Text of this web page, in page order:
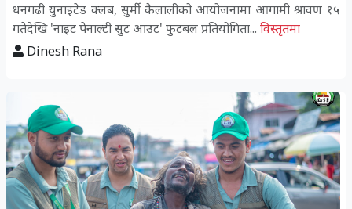
धनगढी युनाइटेड क्लब, सुर्मी कैलालीको आयोजनामा आगामी श्रावण १५
गतेदेखि 'नाइट पेनाल्टी सुट आउट' फुटबल प्रतियोगिता... विस्तृतमा
Dinesh Rana